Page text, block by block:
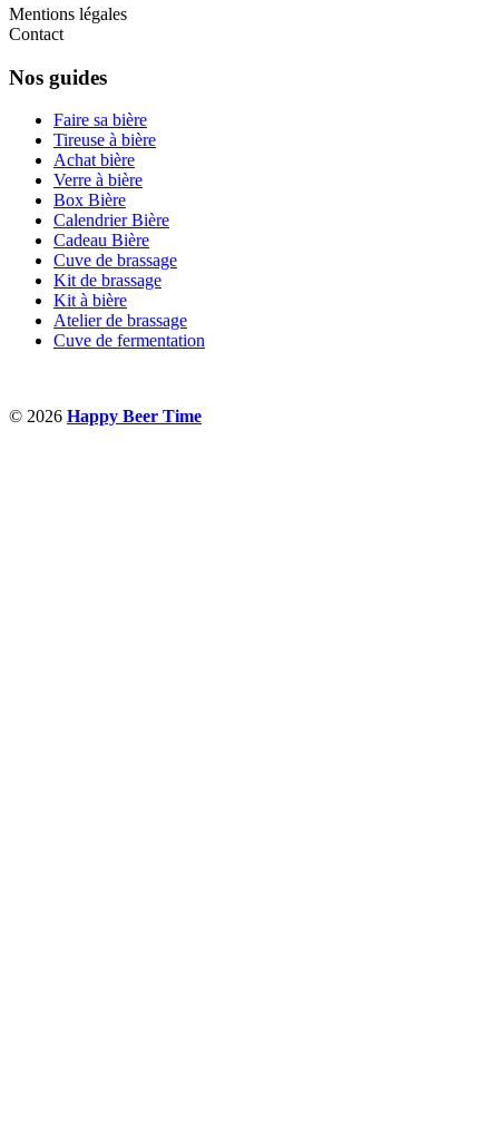
Mentions légales
Contact
Nos guides
Faire sa bière
Tireuse à bière
Achat bière
Verre à bière
Box Bière
Calendrier Bière
Cadeau Bière
Cuve de brassage
Kit de brassage
Kit à bière
Atelier de brassage
Cuve de fermentation
© 2026 Happy Beer Time